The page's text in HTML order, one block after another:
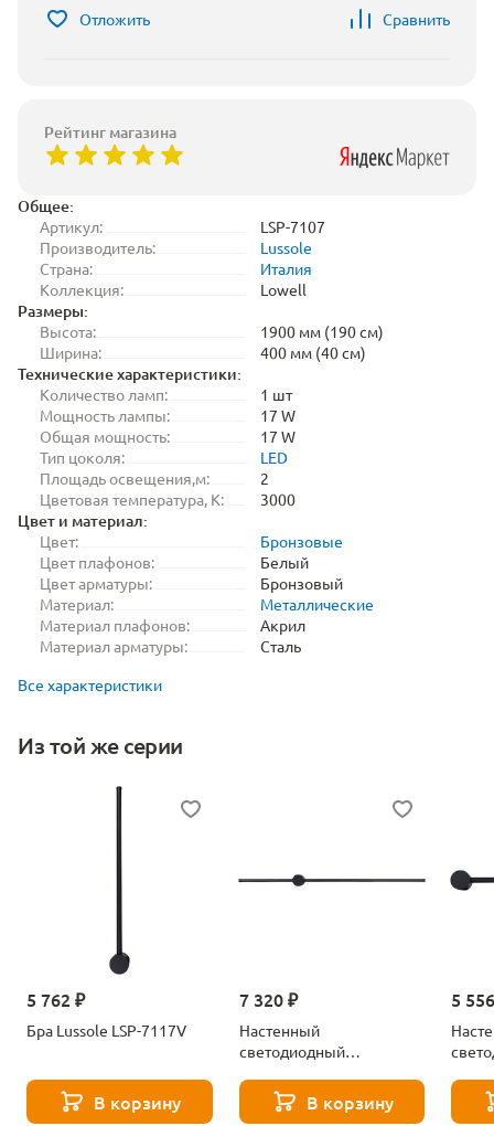
Общее:
Артикул:
LSP-7107
Производитель:
Lussole
Страна:
Италия
Коллекция:
Lowell
Размеры:
Высота:
1900 мм (190 см)
Ширина:
400 мм (40 см)
Технические характеристики:
Количество ламп:
1 шт
Мощность лампы:
17 W
Общая мощность:
17 W
Тип цоколя:
LED
Площадь освещения,м:
2
Цветовая температура, K:
3000
Цвет и материал:
Цвет:
Бронзовые
Цвет плафонов:
Белый
Цвет арматуры:
Бронзовый
Материал:
Металлические
Материал плафонов:
Акрил
Материал арматуры:
Сталь
Все характеристики
Из той же серии
5 762 ₽
Бра Lussole LSP-7117V
В корзину
7 320 ₽
Настенный
светодиодный
Lowell LSP-7118В корзину
5
Отложить Сравнить
Рейтинг магазина